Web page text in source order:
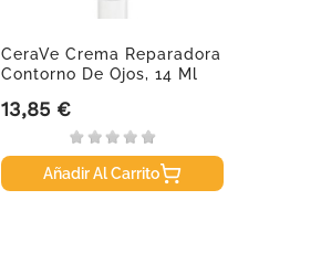
CeraVe Crema Reparadora
Contorno De Ojos, 14 Ml
Precio
13,85 €
Añadir Al Carrito